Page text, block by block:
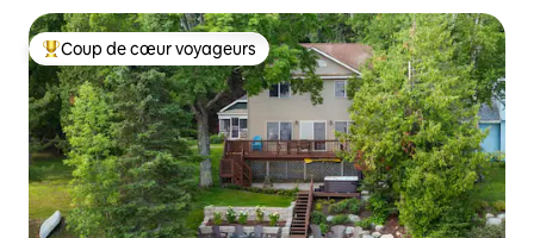
Coups de cœur voyageurs les plus appréciés
Coup de cœur voyageurs